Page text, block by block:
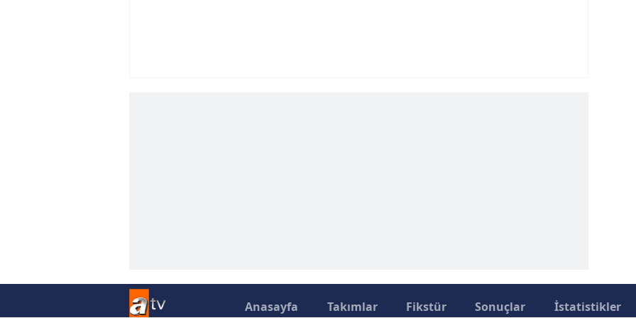
Anasayfa Takımlar Fikstür Sonuçlar İstatistikler